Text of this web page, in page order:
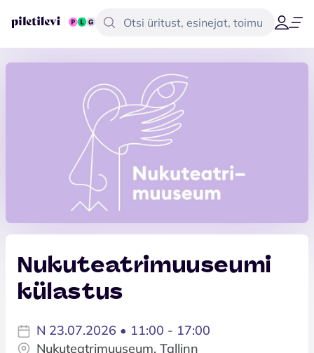
Nukuteatrimuuseumi
külastus
N 23.07.2026 • 11:00 - 17:00
Nukuteatrimuuseum, Tallinn